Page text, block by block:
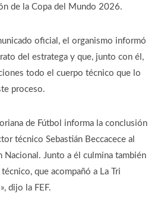
de la Copa del Mundo 2026.
oficial, el organismo informó
del estratega y que, junto con él,
todo el cuerpo técnico que lo
proceso.
de Fútbol informa la conclusión
técnico Sebastián Beccacece al
Nacional. Junto a él culmina también
que acompañó a La Tri
dijo la FEF.